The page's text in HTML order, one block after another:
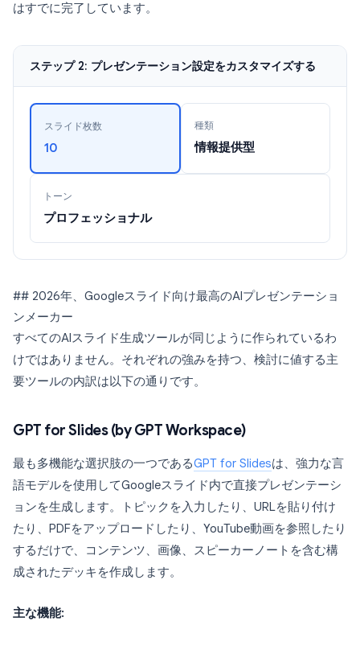
はすでに完了しています。
ステップ 2: プレゼンテーション設定をカスタマイズする
スライド枚数
10
種類
情報提供型
トーン
プロフェッショナル
## 2026年、Googleスライド向け最高のAIプレゼンテーショ
ンメーカー
すべてのAIスライド生成ツールが同じように作られているわ
けではありません。それぞれの強みを持つ、検討に値する主
要ツールの内訳は以下の通りです。
GPT for Slides (by GPT Workspace)
最も多機能な選択肢の一つであるGPT for Slidesは、強力な言
語モデルを使用してGoogleスライド内で直接プレゼンテーシ
ョンを生成します。トピックを入力したり、URLを貼り付け
たり、PDFをアップロードしたり、YouTube動画を参照したり
するだけで、コンテンツ、画像、スピーカーノートを含む構
成されたデッキを作成します。
主な機能: